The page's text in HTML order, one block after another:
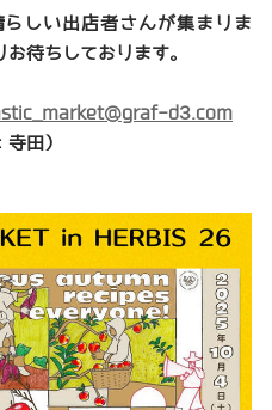
しい出店者さんが集まりま
待ちしております。
d3.com
田）